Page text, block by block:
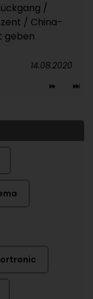
/
/ China-
geben
14.08.2020